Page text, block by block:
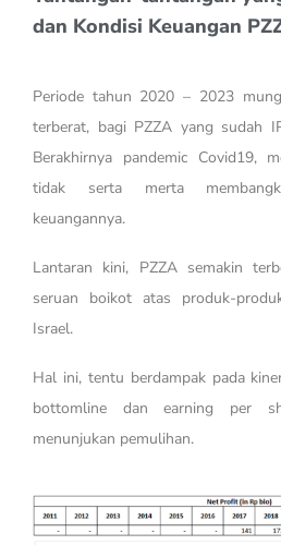
dan Kondisi Keuangan
Periode tahun 2020 – 2023
terberat, bagi PZZA yang sudah
Berakhirnya pandemic Covid19,
tidak serta merta
keuangannya.
Lantaran kini, PZZA semakin
seruan boikot atas produk-
Israel.
Hal ini, tentu berdampak pada
bottomline dan earning per
menunjukan pemulihan.